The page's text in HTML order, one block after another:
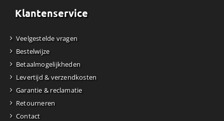
Klantenservice
Veelgestelde vragen
Bestelwijze
Betaalmogelijkheden
Levertijd & verzendkosten
Garantie & reclamatie
Retourneren
Contact